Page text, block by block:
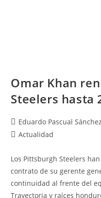
Omar Khan
Steelers hasta
Eduardo Pascual Sánchez
Actualidad
Los Pittsburgh Steelers
contrato de su gerente
continuidad al frente del
Trayectoria y raíces